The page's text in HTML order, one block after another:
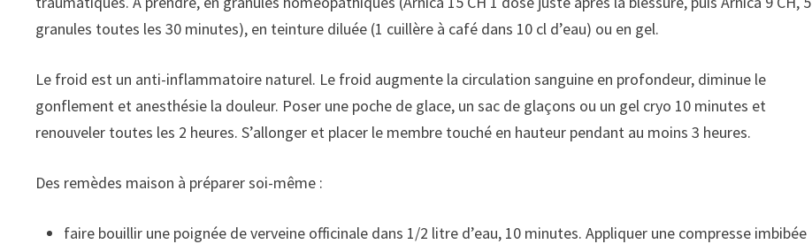
granules toutes les 30 minutes), en teinture diluée (1 cuillère à café dans 10 cl d’eau) ou en gel.
Le froid est un anti-inflammatoire naturel. Le froid augmente la circulation sanguine en profondeur, diminue le
gonflement et anesthésie la douleur. Poser une poche de glace, un sac de glaçons ou un gel cryo 10 minutes et
renouveler toutes les 2 heures. S’allonger et placer le membre touché en hauteur pendant au moins 3 heures.
Des remèdes maison à préparer soi-même :
faire bouillir une poignée de verveine officinale dans 1/2 litre d’eau, 10 minutes. Appliquer une compresse imbibée